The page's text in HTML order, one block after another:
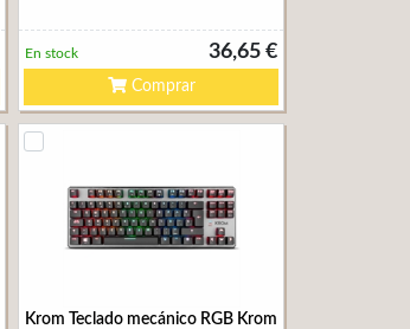
36,65 €
En stock
Comprar
Krom Teclado mecánico RGB Krom